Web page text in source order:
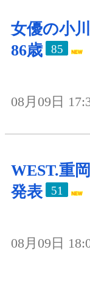
女優の小
86歳
85
08月09日
WEST.重
発表
51
08月09日